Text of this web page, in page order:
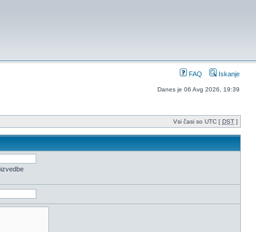
FAQ Iskanje
Danes je 06 Avg 2026, 19:39
Vsi časi so UTC [ DST ]